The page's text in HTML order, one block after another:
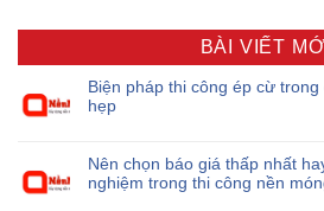
BÀI VIẾT MỚI
Biện pháp thi công ép cừ
hẹp
Nên chọn báo giá thấp nhất
nghiệm trong thi công nền